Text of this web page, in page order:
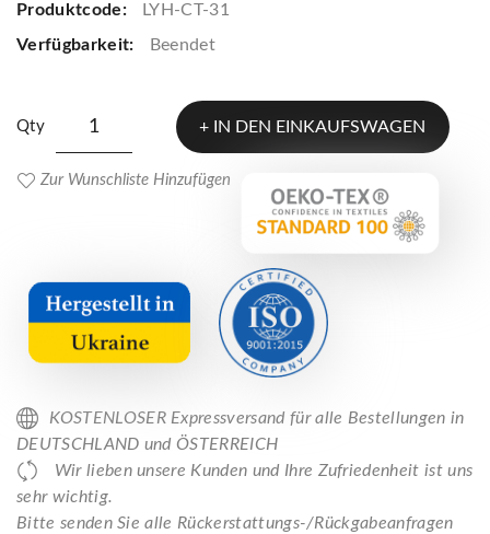
Produktcode:
LYH-CT-31
Verfügbarkeit:
Beendet
Qty IN DEN EINKAUFSWAGEN
Zur Wunschliste Hinzufügen
KOSTENLOSER Expressversand für alle Bestellungen in
DEUTSCHLAND und ÖSTERREICH
Wir lieben unsere Kunden und Ihre Zufriedenheit ist uns
sehr wichtig.
Bitte senden Sie alle Rückerstattungs-/Rückgabeanfragen